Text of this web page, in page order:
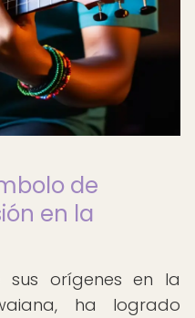
de
en la
sus orígenes en la
ha logrado